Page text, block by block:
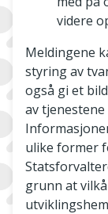
videre
Meldingene
styring av
også gi et
av
ulike former
grunn at